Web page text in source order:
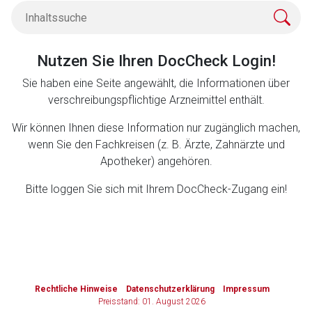
Nutzen Sie Ihren DocCheck Login!
Sie haben eine Seite angewählt, die Informationen über
verschreibungspflichtige Arzneimittel enthält.
Wir können Ihnen diese Information nur zugänglich machen,
wenn Sie den Fachkreisen (z. B. Ärzte, Zahnärzte und
Apotheker) angehören.
Bitte loggen Sie sich mit Ihrem DocCheck-Zugang ein!
Rechtliche Hinweise Datenschutzerklärung
Impressum
Preisstand: 01. August 2026